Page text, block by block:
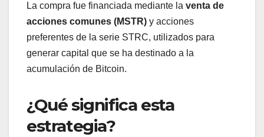
La compra fue financiada mediante la venta de
acciones comunes (MSTR) y acciones
preferentes de la serie STRC, utilizados para
generar capital que se ha destinado a la
acumulación de Bitcoin.
¿Qué significa esta
estrategia?